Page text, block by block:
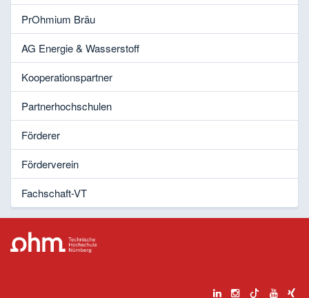
PrOhmium Bräu
AG Energie & Wasserstoff
Kooperationspartner
Partnerhochschulen
Förderer
Förderverein
Fachschaft-VT